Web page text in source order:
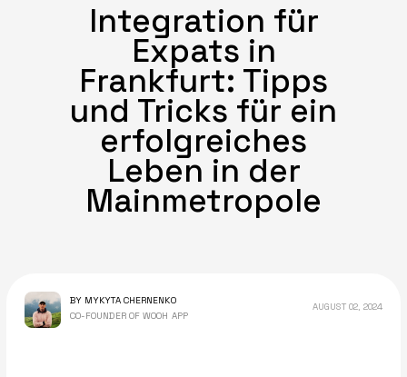
Integration für
Expats in
Frankfurt: Tipps
und Tricks für ein
erfolgreiches
Leben in der
Mainmetropole
BY MYKYTA CHERNENKO
CO-FOUNDER OF WOOH APP
AUGUST 02, 2024